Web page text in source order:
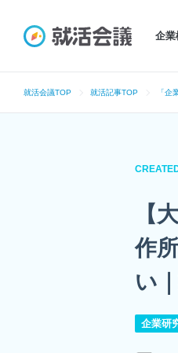
企業
就活会議TOP 就活記事TOP 「企
【
作
い
企業研